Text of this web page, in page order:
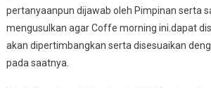
pertanyaanpun dijawab oleh Pimpinan serta
mengusulkan agar Coffe morning ini.dapat
akan dipertimbangkan serta disesuaikan
pada saatnya.